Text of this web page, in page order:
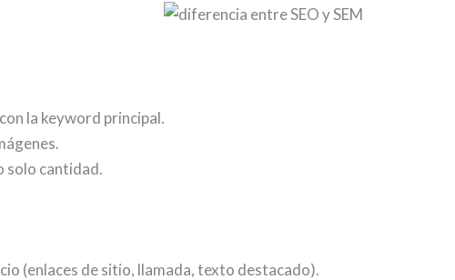
la keyword principal.
solo cantidad.
(enlaces de sitio, llamada, texto destacado).